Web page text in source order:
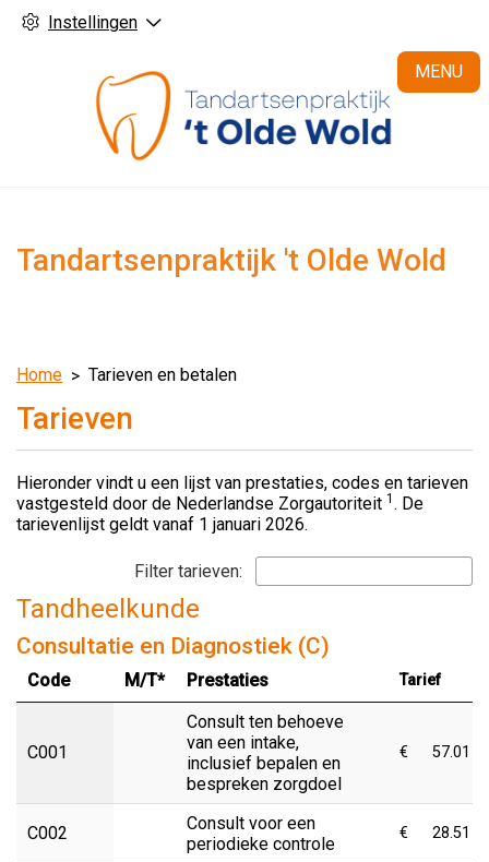
Instellingen
MENU
Tandartsenpraktijk 't Olde Wold
Home Tarieven en betalen
Tarieven
Hieronder vindt u een lijst van prestaties, codes en tarieven
vastgesteld door de Nederlandse Zorgautoriteit 1 . De
tarievenlijst geldt vanaf 1 januari 2026.
Filter tarieven:
Tandheelkunde
Consultatie en Diagnostiek (C)
Code M/T* Prestaties Tarief
C001
Consult ten behoeve
van een intake,
inclusief bepalen en
bespreken zorgdoel
€ 57.01
C002
Consult voor een
periodieke controle
€ 28.51